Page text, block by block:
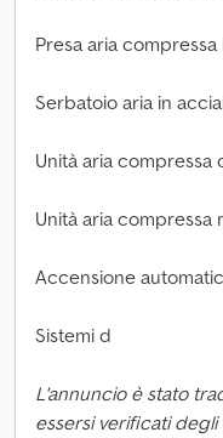
Presa aria
Serbatoio aria in
Unità aria
Unità aria compressa
Accensione
Sistemi d
L'annuncio è stato
essersi verificati